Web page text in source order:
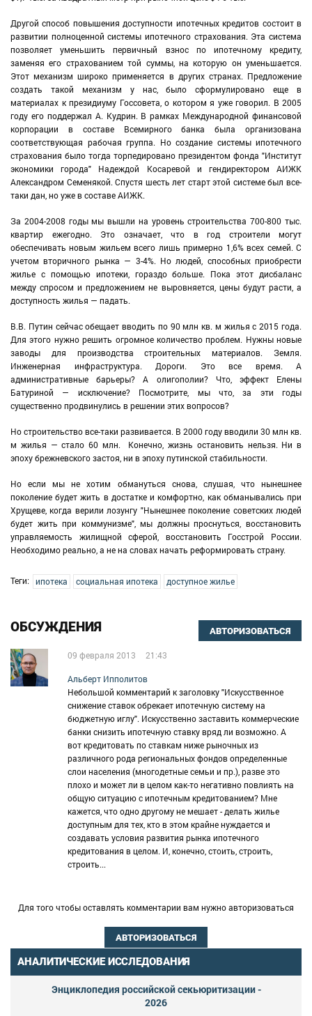
Другой способ повышения доступности ипотечных кредитов состоит в
развитии полноценной системы ипотечного страхования. Эта система
позволяет уменьшить первичный взнос по ипотечному кредиту,
заменяя его страхованием той суммы, на которую он уменьшается.
Этот механизм широко применяется в других странах. Предложение
создать такой механизм у нас, было сформулировано еще в
материалах к президиуму Госсовета, о котором я уже говорил. В 2005
году его поддержал А. Кудрин. В рамках Международной финансовой
корпорации в составе Всемирного банка была организована
соответствующая рабочая группа. Но создание системы ипотечного
страхования было тогда торпедировано президентом фонда "Институт
экономики города" Надеждой Косаревой и гендиректором АИЖК
Александром Семенякой. Спустя шесть лет старт этой системе был все-
таки дан, но уже в составе АИЖК.
За 2004-2008 годы мы вышли на уровень строительства 700-800 тыс.
квартир ежегодно. Это означает, что в год строители могут
обеспечивать новым жильем всего лишь примерно 1,6% всех семей. С
учетом вторичного рынка — 3-4%. Но людей, способных приобрести
жилье с помощью ипотеки, гораздо больше. Пока этот дисбаланс
между спросом и предложением не выровняется, цены будут расти, а
доступность жилья — падать.
В.В. Путин сейчас обещает вводить по 90 млн кв. м жилья с 2015 года.
Для этого нужно решить огромное количество проблем. Нужны новые
заводы для производства строительных материалов. Земля.
Инженерная инфраструктура. Дороги. Это все время. А
административные барьеры? А олигополии? Что, эффект Елены
Батуриной — исключение? Посмотрите, мы что, за эти годы
существенно продвинулись в решении этих вопросов?
Но строительство все-таки развивается. В 2000 году вводили 30 млн кв.
м жилья — стало 60 млн. Конечно, жизнь остановить нельзя. Ни в
эпоху брежневского застоя, ни в эпоху путинской стабильности.
Но если мы не хотим обмануться снова, слушая, что нынешнее
поколение будет жить в достатке и комфортно, как обманывались при
Хрущеве, когда верили лозунгу "Нынешнее поколение советских людей
будет жить при коммунизме", мы должны проснуться, восстановить
управляемость жилищной сферой, восстановить Госстрой России.
Необходимо реально, а не на словах начать реформировать страну.
Теги: ипотека социальная ипотека доступное жилье
ОБСУЖДЕНИЯ АВТОРИЗОВАТЬСЯ
09 февраля 2013 21:43
Альберт Ипполитов
Небольшой комментарий к заголовку "Искусственное
снижение ставок обрекает ипотечную систему на
бюджетную иглу". Искусственно заставить коммерческие
банки снизить ипотечную ставку вряд ли возможно. А
вот кредитовать по ставкам ниже рыночных из
различного рода региональных фондов определенные
слои населения (многодетные семьи и пр.), разве это
плохо и может ли в целом как-то негативно повлиять на
общую ситуацию с ипотечным кредитованием? Мне
кажется, что одно другому не мешает - делать жилье
доступным для тех, кто в этом крайне нуждается и
создавать условия развития рынка ипотечного
кредитования в целом. И, конечно, стоить, строить,
строить...
Для того чтобы оставлять комментарии вам нужно авторизоваться
АВТОРИЗОВАТЬСЯ
АНАЛИТИЧЕСКИЕ ИССЛЕДОВАНИЯ
Энциклопедия российской секьюритизации -
2026